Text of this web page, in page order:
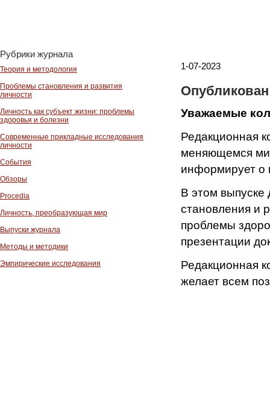
Рубрики журнала
Теория и методология
Проблемы становления и развития
личности
Личность как субъект жизни: проблемы
здоровья и болезни
Современные прикладные исследования
личности
События
Обзоры
Procedia
Личность, преобразующая мир
Выпуски журнала
Методы и методики
Эмпирические исследования
1-07-2023
Уважаемые
Редакционная
меняющемся
информирует о
В этом выпуске
становления и
проблемы
презентации
Редакционная
желает всем